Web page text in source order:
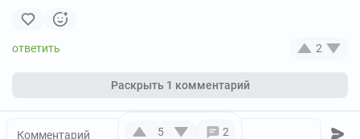
5 2
2
Раскрыть 1 комментарий